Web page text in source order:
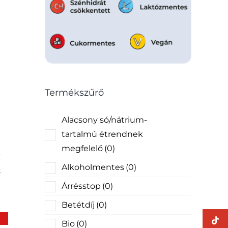
Termékszűrő
Alacsony só/nátrium-
tartalmú étrendnek
megfelelő (0)
Alkoholmentes (0)
Árrésstop (0)
Betétdíj (0)
Bio (0)